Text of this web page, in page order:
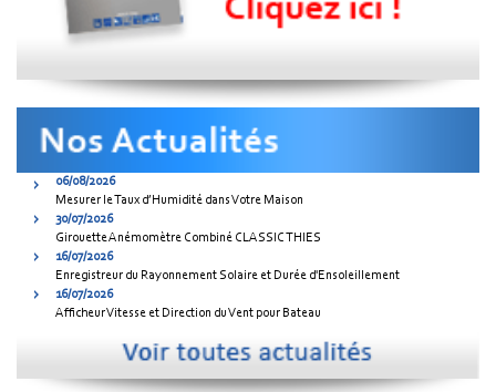
06/08/2026
Mesurer le Taux d’Humidité dans Votre Maison
30/07/2026
Girouette Anémomètre Combiné CLASSIC THIES
16/07/2026
Enregistreur du Rayonnement Solaire et Durée d'Ensoleillement
16/07/2026
Afficheur Vitesse et Direction du Vent pour Bateau